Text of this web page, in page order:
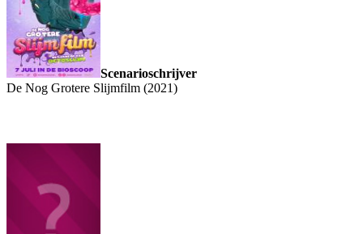
Scenarioschrijver
De Nog Grotere Slijmfilm (2021)